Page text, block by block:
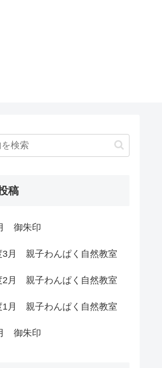
稿
御朱印
3月 親子わんぱく自然教室
2月 親子わんぱく自然教室
1月 親子わんぱく自然教室
御朱印